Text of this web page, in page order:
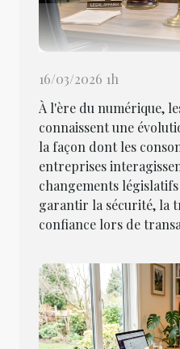
16/03/2026 1h
À l'ère du numérique,
connaissent une
la façon dont les
entreprises
changements
garantir la sécurité, la
confiance lors de